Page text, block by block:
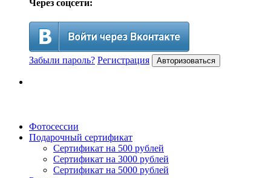
Через соцсети:
Забыли пароль? Регистрация Авторизоваться
Фотосессии
Подарочный сертификат
Сертификат на 500 рублей
Сертификат на 3000 рублей
Сертификат на 5000 рублей